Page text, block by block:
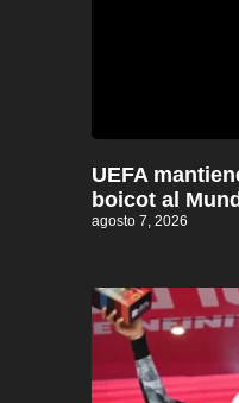
UEFA
boicot al
agosto 7, 2026